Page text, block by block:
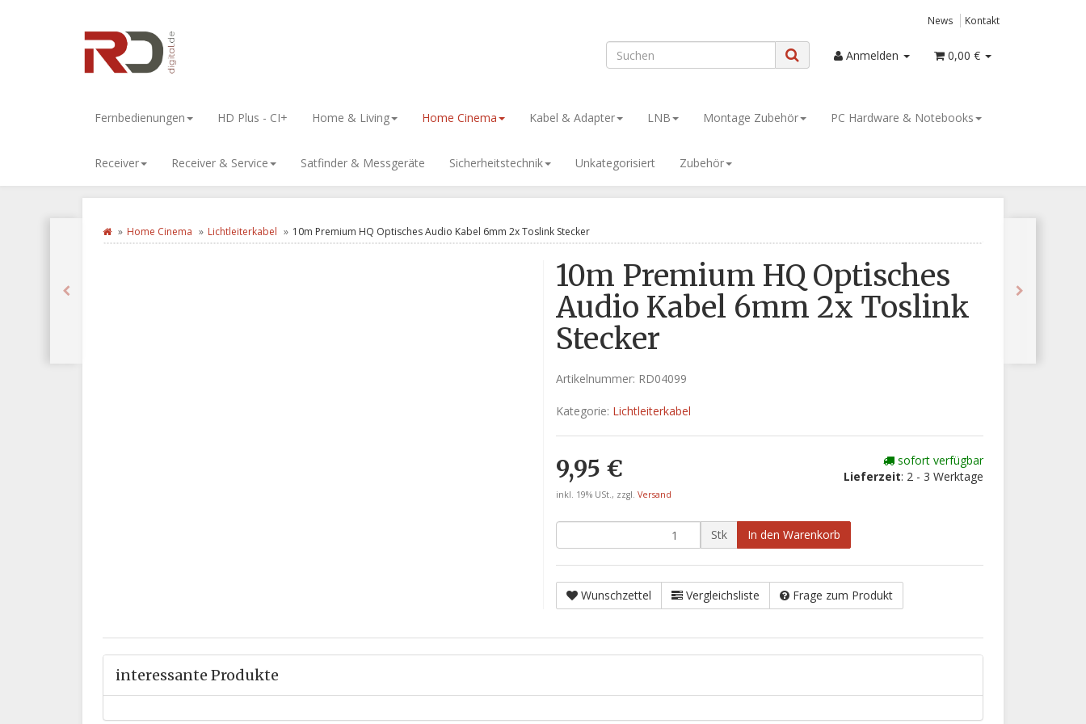
News Kontakt
Anmelden 0,00 €
Fernbedienungen HD Plus - CI+ Home & Living Home Cinema Kabel & Adapter LNB Montage Zubehör PC Hardware & Notebooks
Receiver Receiver & Service Satfinder & Messgeräte Sicherheitstechnik Unkategorisiert Zubehör
Home Cinema Lichtleiterkabel 10m Premium HQ Optisches Audio Kabel 6mm 2x Toslink Stecker
10m Premium HQ Optisches
Audio Kabel 6mm 2x Toslink
Stecker
Artikelnummer: RD04099
Kategorie: Lichtleiterkabel
9,95 €
inkl. 19% USt., zzgl. Versand
sofort verfügbar
Lieferzeit: 2 - 3 Werktage
Stk In den Warenkorb
Wunschzettel Vergleichsliste Frage zum Produkt
interessante Produkte